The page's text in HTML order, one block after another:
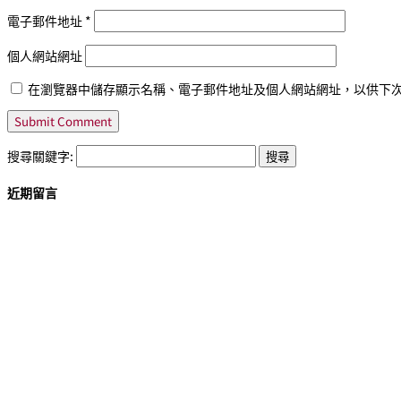
電子郵件地址 *
個人網站網址
在瀏覽器中儲存顯示名稱、電子郵件地址及個人網站網址，以供下
搜尋關鍵字:
近期留言